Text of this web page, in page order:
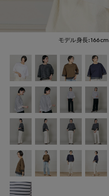
モデル身長:166cm